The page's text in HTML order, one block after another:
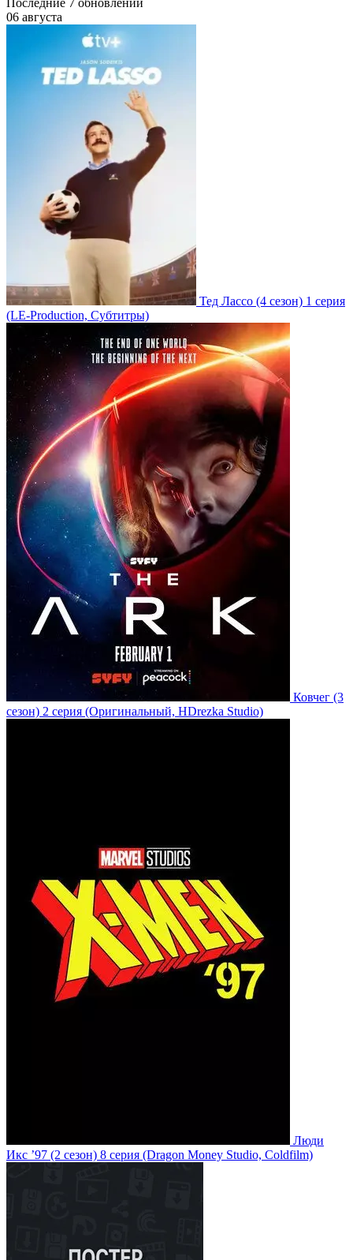
06 августа
Тед Лассо (4 сезон) 1 серия
(LE-Production, Субтитры)
Ковчег (3
сезон) 2 серия (Оригинальный, HDrezka Studio)
Люди
Икс ’97 (2 сезон) 8 серия (Dragon Money Studio, Coldfilm)